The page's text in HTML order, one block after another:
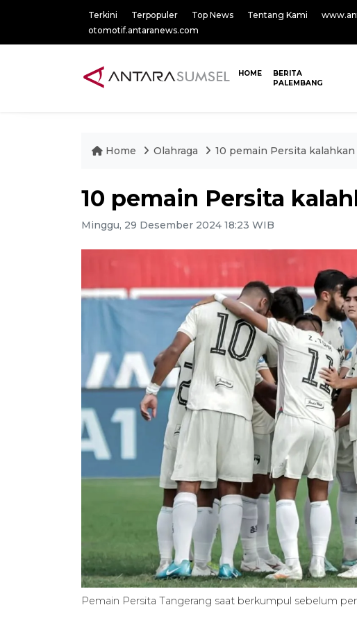
Terkini Terpopuler Top News Tentang Kami
otomotif.antaranews.com
HOME
BERITA
PALEMBANG
Home Olahraga 10 pemain Persita kalahkan
10 pemain Persita
Minggu, 29 Desember 2024 18:23 WIB
Pemain Persita Tangerang saat berkumpul sebelum